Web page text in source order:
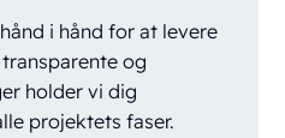
i hånd for at levere
og
holder vi dig
projektets faser.